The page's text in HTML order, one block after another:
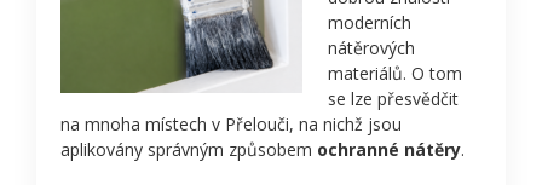
moderních
nátěrových
materiálů. O tom
se lze přesvědčit
na mnoha místech v Přelouči, na nichž jsou
aplikovány správným způsobem ochranné nátěry.